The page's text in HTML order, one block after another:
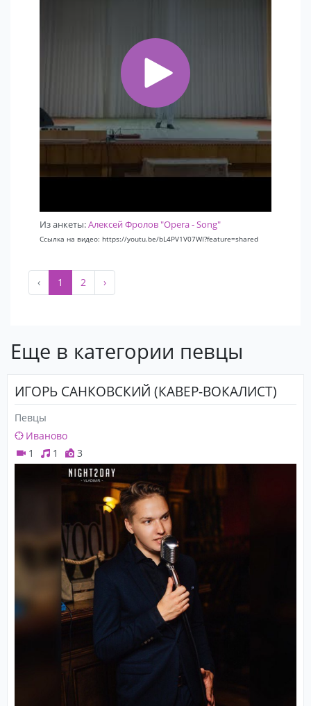
Из анкеты:Алексей Фролов "Opera - Song"
Ссылка на видео: https://youtu.be/bL4PV1V07WI?feature=shared
‹ 1 2 ›
Еще в категории певцы
ИГОРЬ САНКОВСКИЙ (КАВЕР-ВОКАЛИСТ)
Певцы
Иваново
1
1 3